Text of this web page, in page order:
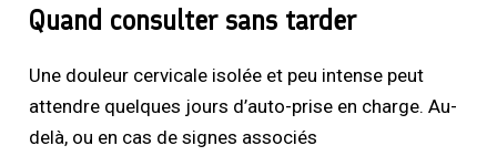
Quand consulter sans tarder
Une douleur cervicale isolée et peu intense peut
attendre quelques jours d’auto-prise en charge. Au-
delà, ou en cas de signes associés